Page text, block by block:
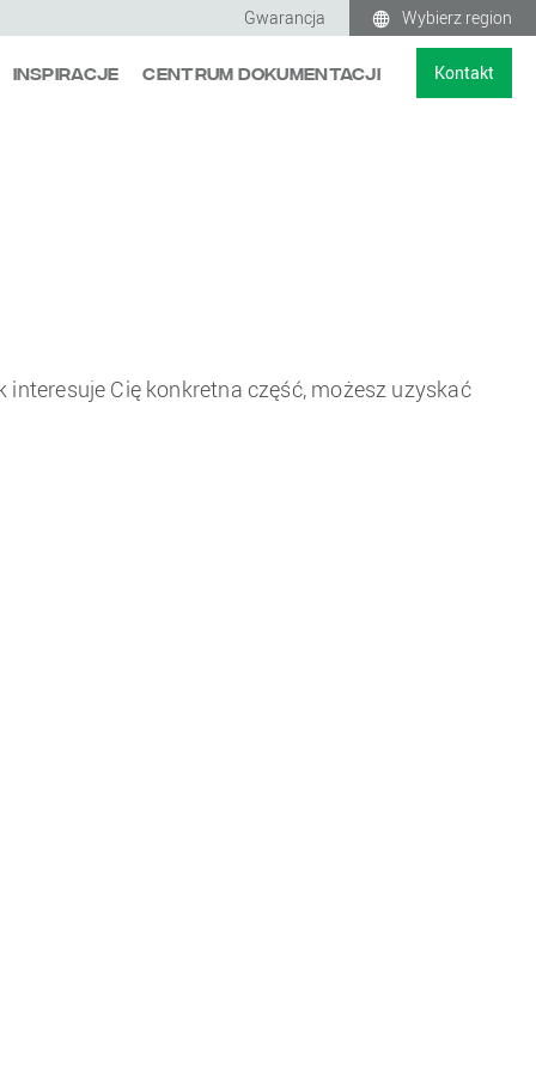
Gwarancja Wybierz region
Inspiracje Centrum Dokumentacji Kontakt
Cię konkretna część, możesz uzyskać